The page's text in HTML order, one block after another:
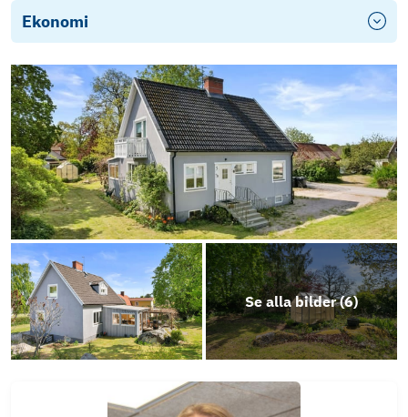
Ekonomi
Se alla bilder (6)